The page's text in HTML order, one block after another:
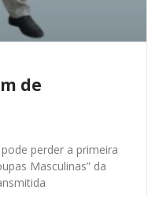
de
perder a primeira
Masculinas” da